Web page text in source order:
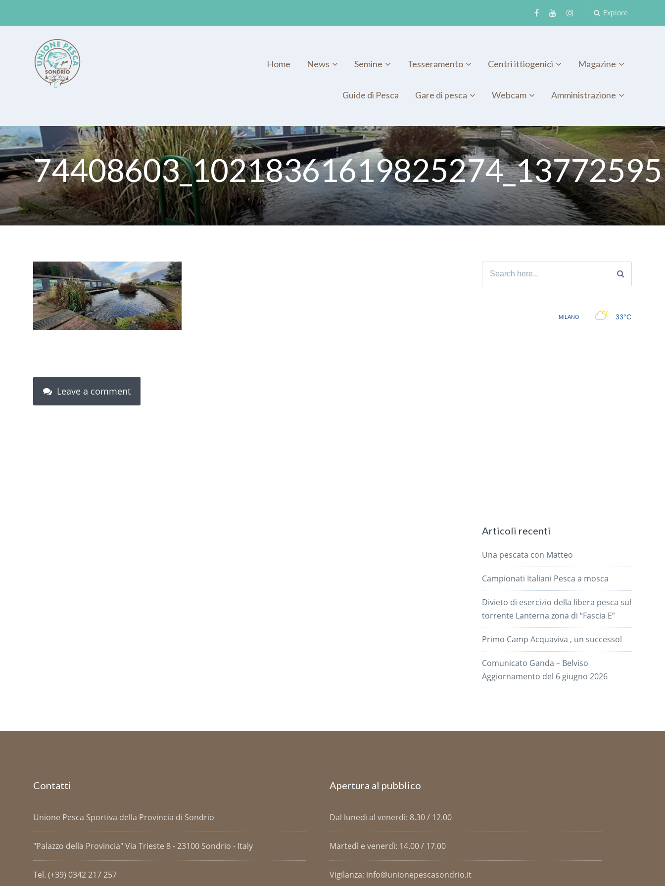
Explore
Home News Semine Tesseramento Centri ittiogenici Magazine
Guide di Pesca Gare di pesca Webcam Amministrazione
Leave a comment
Search
Articoli recenti
Una pescata con Matteo
Campionati Italiani Pesca a mosca
Divieto di esercizio della libera pesca sul
torrente Lanterna zona di “Fascia E”
Primo Camp Acquaviva , un successo!
Comunicato Ganda – Belviso
Aggiornamento del 6 giugno 2026
Contatti
Unione Pesca Sportiva della Provincia di Sondrio
"Palazzo della Provincia" Via Trieste 8 - 23100 Sondrio - Italy
Tel. (+39) 0342 217 257
Apertura al pubblico
Dal lunedì al venerdì: 8.30 / 12.00
Martedì e venerdì: 14.00 / 17.00
Vigilanza: info@unionepescasondrio.it